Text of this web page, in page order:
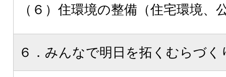
（６）住環境の整備（住宅環境、
６．みんなで明日を拓くむらづく